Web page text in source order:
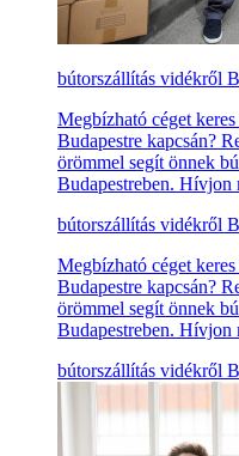
bútorszállítás vidékről
Megbízható céget
Budapestre kapcsán?
örömmel segít önnek
Budapestreben. Hívjon
bútorszállítás vidékről
Megbízható céget
Budapestre kapcsán?
örömmel segít önnek
Budapestreben. Hívjon
bútorszállítás vidékről